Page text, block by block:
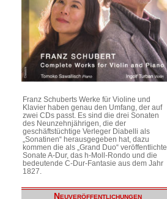
Franz Schuberts Werke für Violine und
Klavier haben genau den Umfang, der auf
zwei CDs passt. Es sind die drei Sonaten
des Neunzehnjährigen, die der
geschäftstüchtige Verleger Diabelli als
„Sonatinen“ herausgegeben hat, dazu
kommen die als „Grand Duo“ veröffentlichte
Sonate A-Dur, das h-Moll-Rondo und die
bedeutende C-Dur-Fantasie aus dem Jahr
1827.
Neuveröffentlichungen